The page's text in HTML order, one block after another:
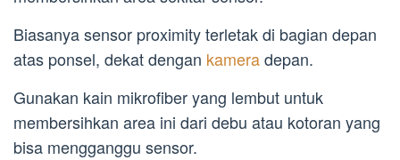
Biasanya sensor proximity terletak di bagian depan
atas ponsel, dekat dengan kameradepan.
Gunakan kain mikrofiber yang lembut untuk
membersihkan area ini dari debu atau kotoran yang
bisa mengganggu sensor.